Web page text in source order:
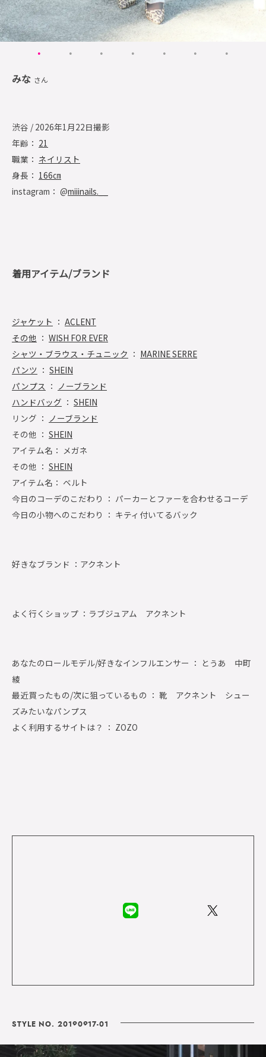
みな さん
渋谷 / 2026年1月22日撮影
年齢： 21
職業： ネイリスト
身長： 166㎝
instagram： @miiinails.__
着用アイテム/ブランド
ジャケット ： ACLENT
その他 ： WISH FOR EVER
シャツ・ブラウス・チュニック ： MARINE SERRE
パンツ ： SHEIN
パンプス ： ノーブランド
ハンドバッグ ： SHEIN
リング ： ノーブランド
その他 ： SHEIN
アイテム名： メガネ
その他 ： SHEIN
アイテム名： ベルト
今日のコーデのこだわり ： パーカーとファーを合わせるコーデ
今日の小物へのこだわり ： キティ付いてるバック
好きなブランド ： アクネント
よく行くショップ ： ラブジュアム アクネント
あなたのロールモデル/好きなインフルエンサー ： とうあ 中町
綾
最近買ったもの/次に狙っているもの ： 靴 アクネント シュー
ズみたいなパンプス
よく利用するサイトは？ ： ZOZO
STYLE NO. 20190917-01